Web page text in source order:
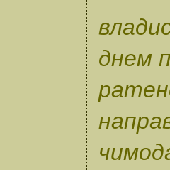
днем